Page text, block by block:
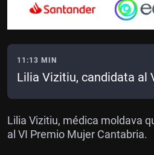
11:13 MIN
Lilia Vizitiu, candidata al
Lilia Vizitiu, médica moldava
al VI Premio Mujer Cantabria.